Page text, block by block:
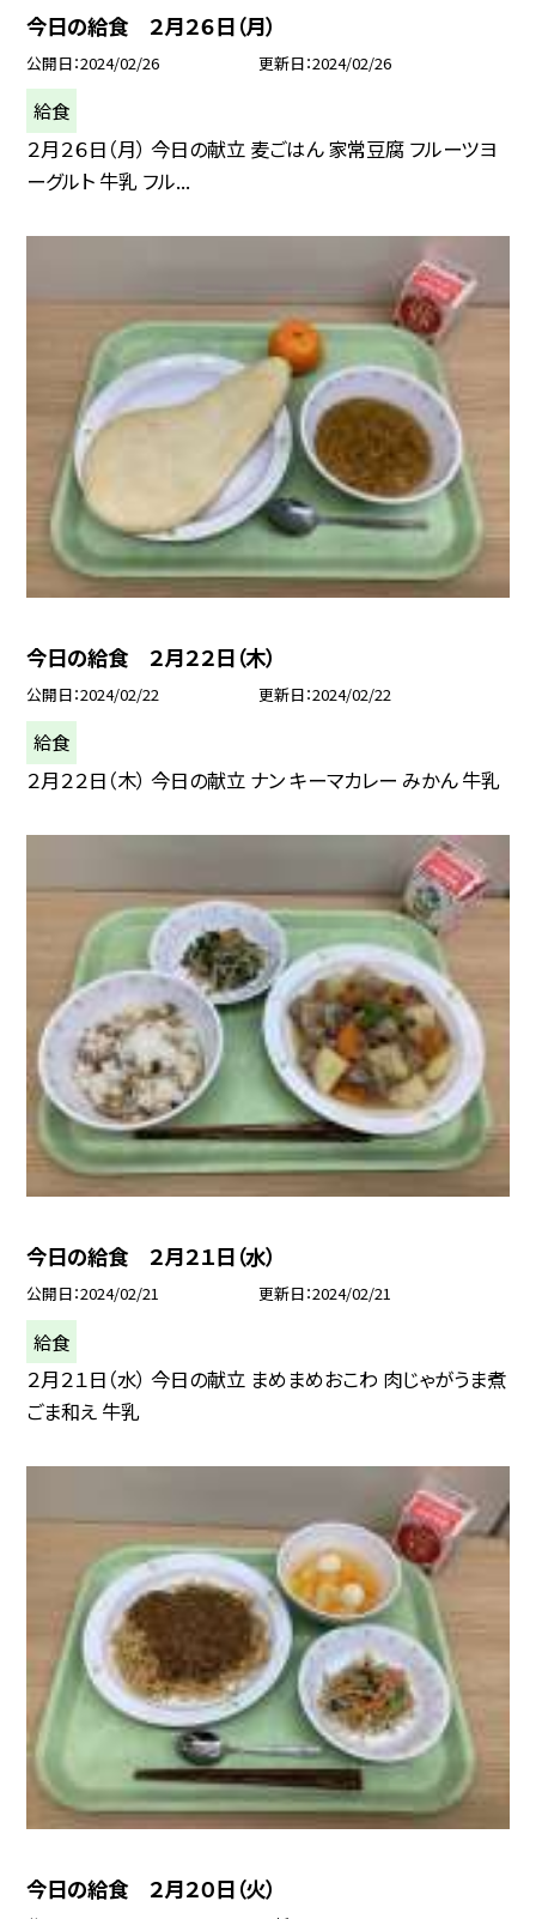
今日の給食 ２月２６日（月）
公開日 2024/02/26 更新日 2024/02/26
給食
２月２６日（月） 今日の献立 麦ごはん 家常豆腐 フルーツヨ
ーグルト 牛乳 フル...
今日の給食 ２月２２日（木）
公開日 2024/02/22 更新日 2024/02/22
給食
２月２２日（木） 今日の献立 ナン キーマカレー みかん 牛乳
今日の給食 ２月２１日（水）
公開日 2024/02/21 更新日 2024/02/21
給食
２月２１日（水） 今日の献立 まめまめおこわ 肉じゃがうま煮
ごま和え 牛乳
今日の給食 ２月２０日（火）